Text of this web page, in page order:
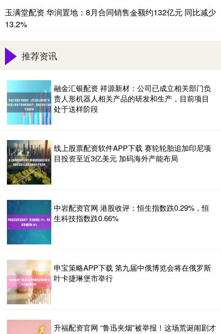
玉满堂配资 华润置地：8月合同销售金额约132亿元 同比减少
13.2%
推荐资讯
融金汇银配资 祥源新材：公司已成立相关部门负
责人形机器人相关产品的研发和生产，目前项目
处于送样阶段
线上股票配资软件APP下载 赛轮轮胎追加印尼项
目投资至近3亿美元 加码海外产能布局
中岩配资官网 港股收评：恒生指数跌0.29%，恒
生科技指数跌0.66%
申宝策略APP下载 第九届中俄博览会将在俄罗斯
叶卡捷琳堡市举行
升福配资官网 “鲁迅夹烟”被举报！这场荒诞闹剧才